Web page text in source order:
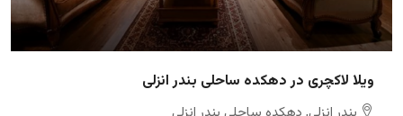
ویلا لاکچری در دهکده ساحلی بندر انزلی